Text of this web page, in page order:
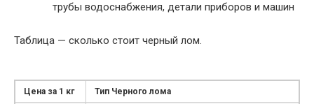
трубы водоснабжения, детали приборов и машин
Таблица — сколько стоит черный лом.
Цена за 1 кг Тип Черного лома